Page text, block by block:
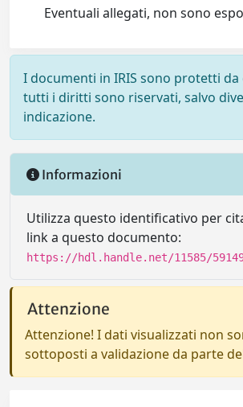
Eventuali allegati, non sono
I documenti in IRIS sono protetti
tutti i diritti sono riservati, salvo
indicazione.
Informazioni
Utilizza questo identificativo per
link a questo documento:
https://hdl.handle.net/11585/
Attenzione
Attenzione! I dati visualizzati non
sottoposti a validazione da parte